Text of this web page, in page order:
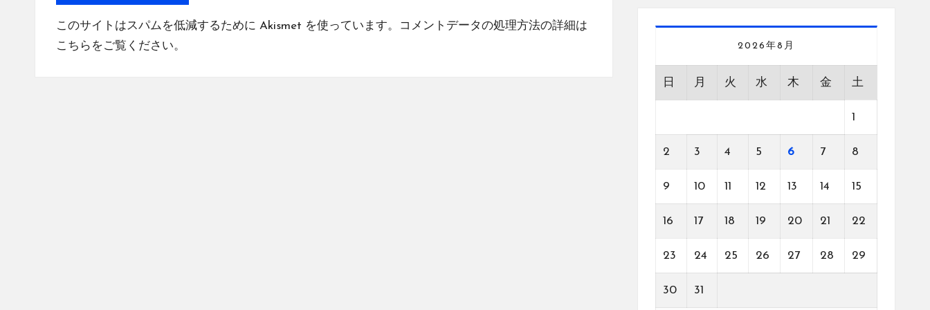
このサイトはスパムを低減するために Akismet を使っています。
コメントデータの処理方法の詳細は
こちらをご覧ください。 2026年8月
日 月 火 水 木 金 土
1
2 3 4 5 6 7 8
9 10 11 12 13 14 15
16 17 18 19 20 21 22
23 24 25 26 27 28 29
30 31